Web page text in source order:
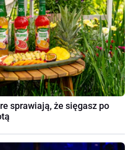
sprawiają, że sięgasz po